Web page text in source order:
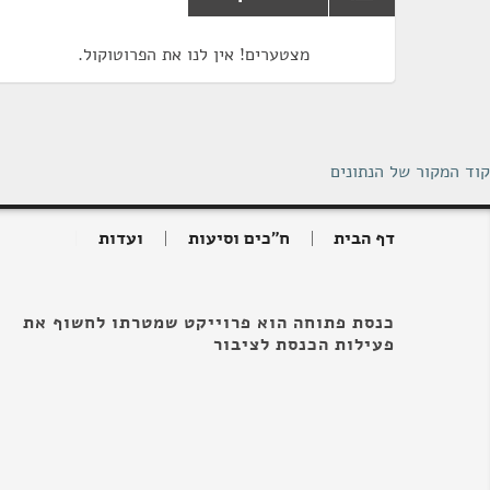
מצטערים! אין לנו את הפרוטוקול.
קוד המקור של הנתונים
דף הבית ח"כים וסיעות ועדות
כנסת פתוחה הוא פרוייקט שמטרתו לחשוף את
פעילות הכנסת לציבור